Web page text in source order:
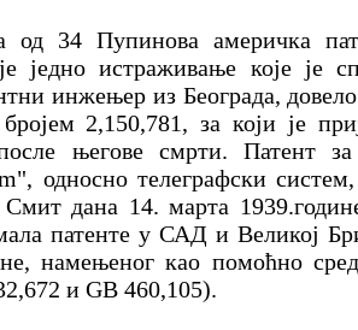
од 34 Пупинова америчка
једно истраживање које је
инжењер из Београда,
2,150,781, за који је
његове смрти. Патент
односно телеграфски
дана 14. марта
патенте у САД и Великој
намењеног као помоћно
и GB 460,105).